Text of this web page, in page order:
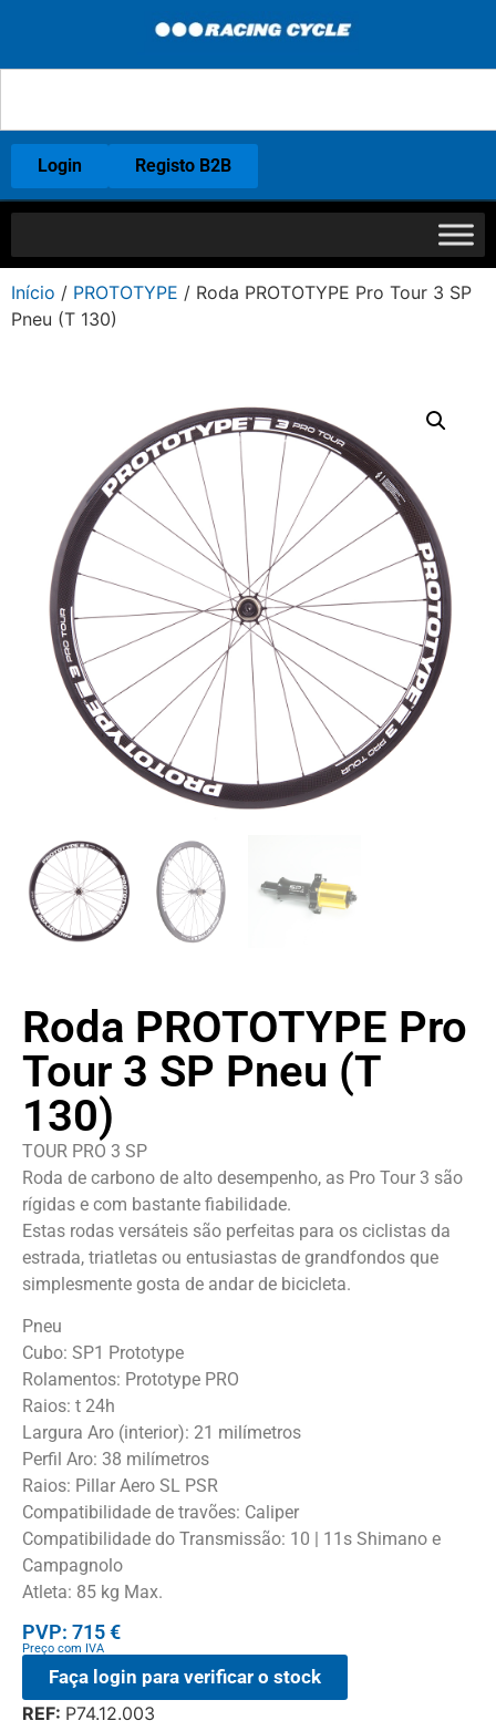
Login Registo B2B
Início / PROTOTYPE / Roda PROTOTYPE Pro Tour 3 SP
Pneu (T 130)
Roda PROTOTYPE Pro
Tour 3 SP Pneu (T
130)
TOUR PRO 3 SP
Roda de carbono de alto desempenho, as Pro Tour 3 são
rígidas e com bastante fiabilidade.
Estas rodas versáteis são perfeitas para os ciclistas da
estrada, triatletas ou entusiastas de grandfondos que
simplesmente gosta de andar de bicicleta.
Pneu
Cubo: SP1 Prototype
Rolamentos: Prototype PRO
Raios: t 24h
Largura Aro (interior): 21 milímetros
Perfil Aro: 38 milímetros
Raios: Pillar Aero SL PSR
Compatibilidade de travões: Caliper
Compatibilidade do Transmissão: 10 | 11s Shimano e
Campagnolo
Atleta: 85 kg Max.
PVP: 715 €
Preço com IVA
Faça login para verificar o stock
REF: P74.12.003